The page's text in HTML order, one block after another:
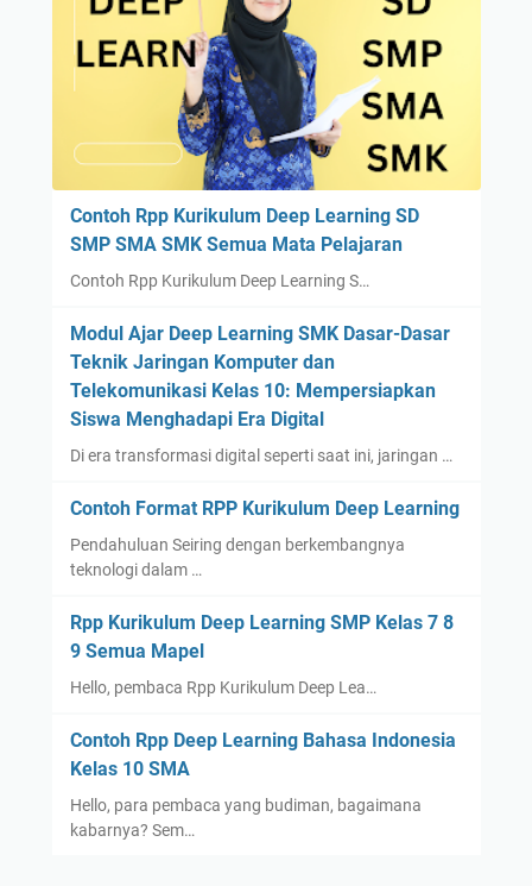
Contoh Rpp Kurikulum Deep Learning SD
SMP SMA SMK Semua Mata Pelajaran
Contoh Rpp Kurikulum Deep Learning S…
Modul Ajar Deep Learning SMK Dasar-Dasar
Teknik Jaringan Komputer dan
Telekomunikasi Kelas 10: Mempersiapkan
Siswa Menghadapi Era Digital
Di era transformasi digital seperti saat ini, jaringan …
Contoh Format RPP Kurikulum Deep Learning
Pendahuluan Seiring dengan berkembangnya
teknologi dalam …
Rpp Kurikulum Deep Learning SMP Kelas 7 8
9 Semua Mapel
Hello, pembaca Rpp Kurikulum Deep Lea…
Contoh Rpp Deep Learning Bahasa Indonesia
Kelas 10 SMA
Hello, para pembaca yang budiman, bagaimana
kabarnya? Sem…